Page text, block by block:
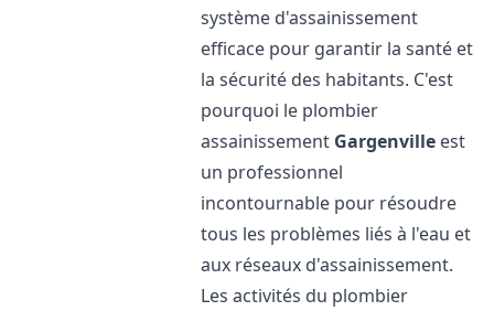
système d'assainissement
efficace pour garantir la santé et
la sécurité des habitants. C'est
pourquoi le plombier
assainissement Gargenville est
un professionnel
incontournable pour résoudre
tous les problèmes liés à l'eau et
aux réseaux d'assainissement.
Les activités du plombier